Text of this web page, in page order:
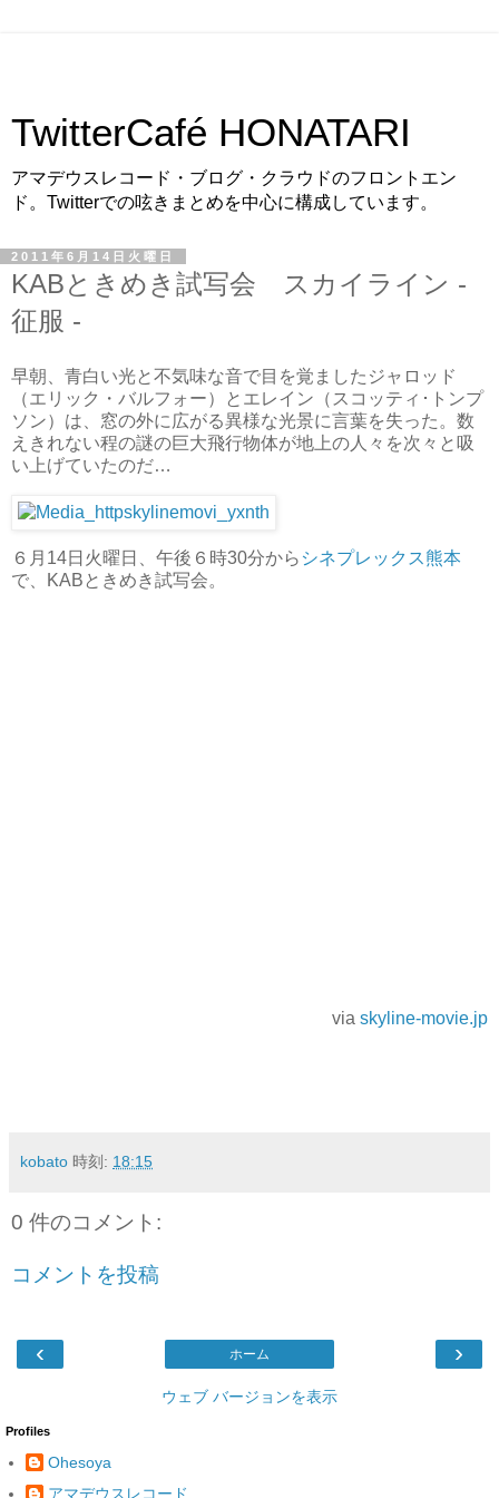
TwitterCafé HONATARI
アマデウスレコード・ブログ・クラウドのフロントエン
ド。Twitterでの呟きまとめを中心に構成しています。
2011年6月14日火曜日
KABときめき試写会 スカイライン -
征服 -
早朝、青白い光と不気味な音で目を覚ましたジャロッド
（エリック・バルフォー）とエレイン（スコッティ･トンプ
ソン）は、窓の外に広がる異様な光景に言葉を失った。数
えきれない程の謎の巨大飛行物体が地上の人々を次々と吸
い上げていたのだ…
６月14日火曜日、午後６時30分から シネプレックス熊本
で、KABときめき試写会。
via skyline-movie.jp
kobato 時刻: 18:15
0 件のコメント:
コメントを投稿
‹ ›
ホーム
ウェブ バージョンを表示
Profiles
Ohesoya
アマデウスレコード